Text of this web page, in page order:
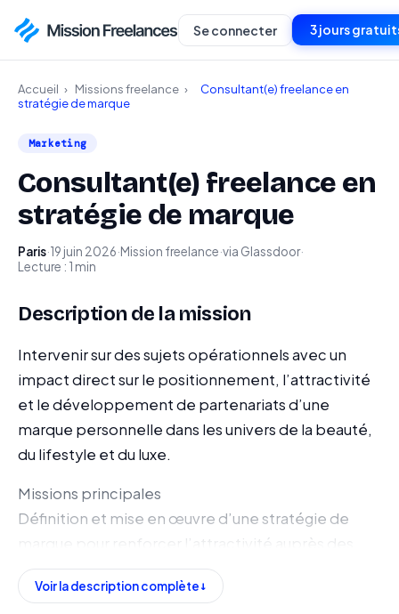
Se connecter 3 jours
Accueil › Missions freelance ›
Consultant(e) freelance en
stratégie de marque
Marketing
Consultant(e) freelance en
stratégie de marque
Paris·19 juin 2026·Mission freelance·via Glassdoor·
Lecture : 1 min
Description de la mission
Intervenir sur des sujets opérationnels avec un
impact direct sur le positionnement, l’attractivité
et le développement de partenariats d’une
marque personnelle dans les univers de la beauté,
du lifestyle et du luxe.
Missions principales
Définition et mise en œuvre d’une stratégie de
marque pour renforcer l’attractivité auprès des
partenaires et marques
Structuration du positionnement, du storytelling et
Voir la description complète